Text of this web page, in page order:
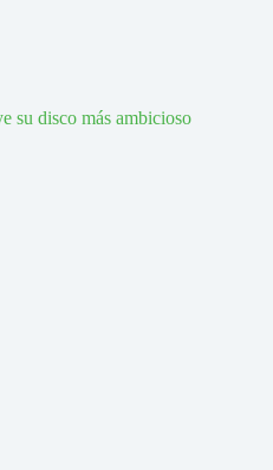
su disco más ambicioso